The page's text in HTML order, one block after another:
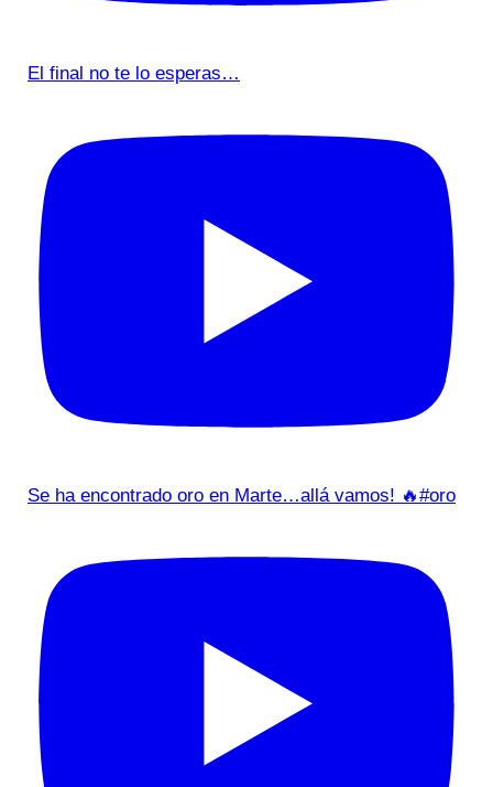
El final no te lo esperas…
Se ha encontrado oro en Marte…allá vamos! 🔥#oro